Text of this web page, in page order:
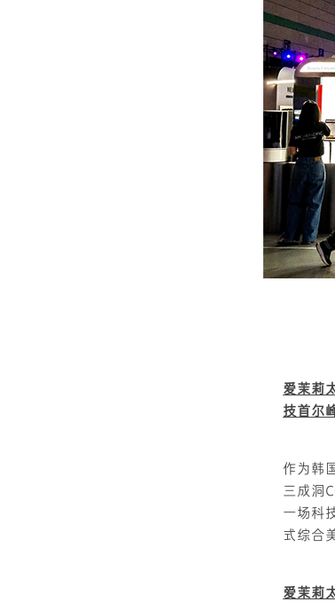
爱茉莉
技首尔
作为韩
三成洞
一场科
式综合
爱茉莉